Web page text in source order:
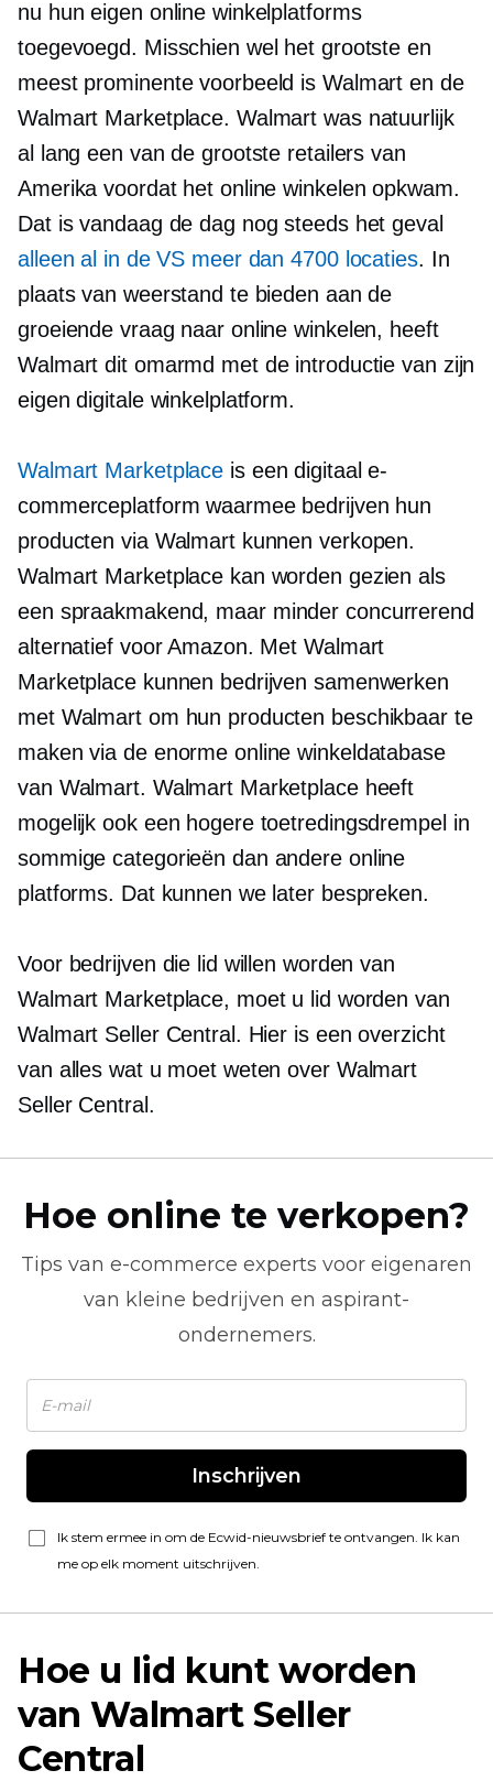
nu hun eigen online winkelplatforms
toegevoegd. Misschien wel het grootste en
meest prominente voorbeeld is Walmart en de
Walmart Marketplace. Walmart was natuurlijk
al lang een van de grootste retailers van
Amerika voordat het online winkelen opkwam.
Dat is vandaag de dag nog steeds het geval
alleen al in de VS meer dan 4700 locaties. In
plaats van weerstand te bieden aan de
groeiende vraag naar online winkelen, heeft
Walmart dit omarmd met de introductie van zijn
eigen digitale winkelplatform.
Walmart Marketplace is een digitaal e-
commerceplatform waarmee bedrijven hun
producten via Walmart kunnen verkopen.
Walmart Marketplace kan worden gezien als
een spraakmakend, maar minder concurrerend
alternatief voor Amazon. Met Walmart
Marketplace kunnen bedrijven samenwerken
met Walmart om hun producten beschikbaar te
maken via de enorme online winkeldatabase
van Walmart. Walmart Marketplace heeft
mogelijk ook een hogere toetredingsdrempel in
sommige categorieën dan andere online
platforms. Dat kunnen we later bespreken.
Voor bedrijven die lid willen worden van
Walmart Marketplace, moet u lid worden van
Walmart Seller Central. Hier is een overzicht
van alles wat u moet weten over Walmart
Seller Central.
Hoe online te verkopen?
Tips van e-commerce experts voor eigenaren
van kleine bedrijven en aspirant-
ondernemers.
Inschrijven
Ik stem ermee in om de Ecwid-nieuwsbrief te ontvangen. Ik kan
me op elk moment uitschrijven.
Hoe u lid kunt worden
van Walmart Seller
Central